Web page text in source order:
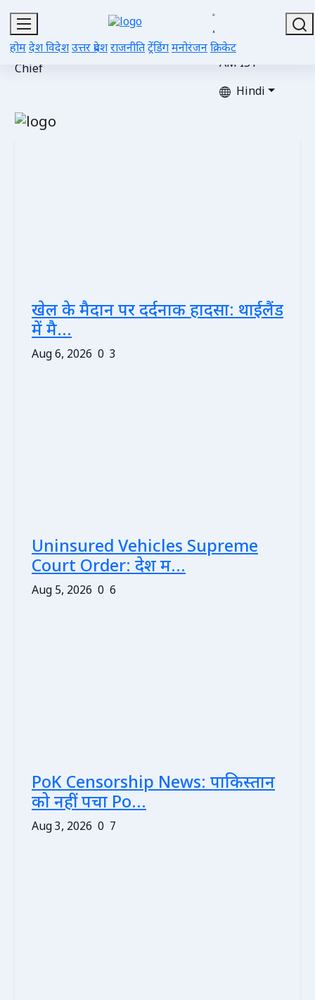
Editor-
in-
Chief
with Us
Contacts
Updated 03:05
AM IST
Hindi
खेल के मैदान पर दर्दनाक हादसा: थाईलैंड
में मै...
Aug 6, 2026 0 3
Uninsured Vehicles Supreme
Court Order: देश म...
Aug 5, 2026 0 6
PoK Censorship News: पाकिस्तान
को नहीं पचा Po...
Aug 3, 2026 0 7
होमदेश विदेशउत्तर प्रदेशराजनीतिट्रेंडिंगमनोरंजनक्रिकेट